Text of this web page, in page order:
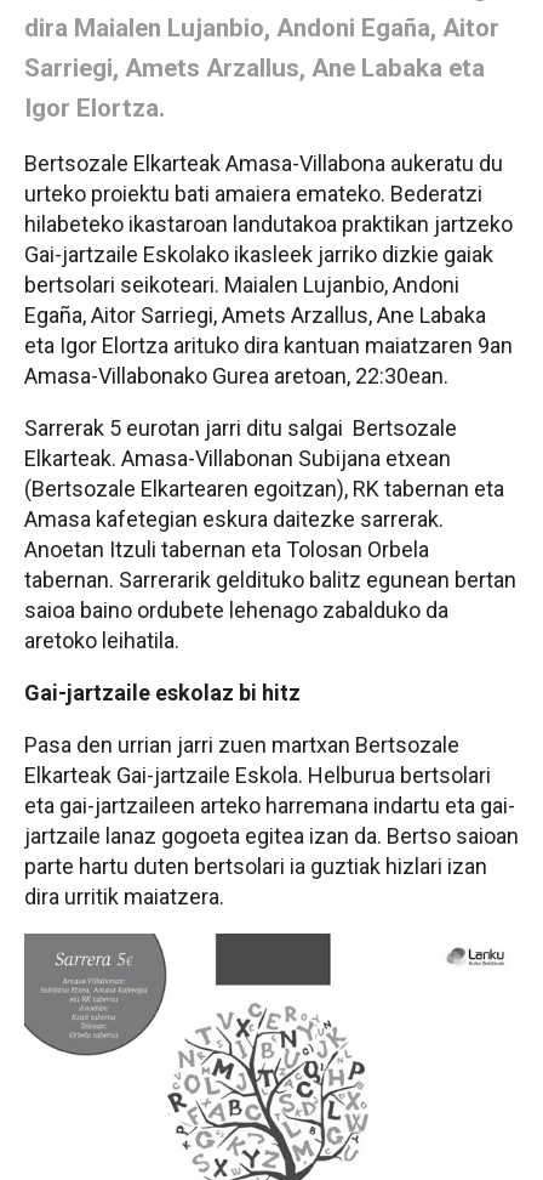
dira Maialen Lujanbio, Andoni Egaña, Aitor
Sarriegi, Amets Arzallus, Ane Labaka eta
Igor Elortza.
Bertsozale Elkarteak Amasa-Villabona aukeratu du
urteko proiektu bati amaiera emateko. Bederatzi
hilabeteko ikastaroan landutakoa praktikan jartzeko
Gai-jartzaile Eskolako ikasleek jarriko dizkie gaiak
bertsolari seikoteari. Maialen Lujanbio, Andoni
Egaña, Aitor Sarriegi, Amets Arzallus, Ane Labaka
eta Igor Elortza arituko dira kantuan maiatzaren 9an
Amasa-Villabonako Gurea aretoan, 22:30ean.
Sarrerak 5 eurotan jarri ditu salgai Bertsozale
Elkarteak. Amasa-Villabonan Subijana etxean
(Bertsozale Elkartearen egoitzan), RK tabernan eta
Amasa kafetegian eskura daitezke sarrerak.
Anoetan Itzuli tabernan eta Tolosan Orbela
tabernan. Sarrerarik geldituko balitz egunean bertan
saioa baino ordubete lehenago zabalduko da
aretoko leihatila.
Gai-jartzaile eskolaz bi hitz
Pasa den urrian jarri zuen martxan Bertsozale
Elkarteak Gai-jartzaile Eskola. Helburua bertsolari
eta gai-jartzaileen arteko harremana indartu eta gai-
jartzaile lanaz gogoeta egitea izan da. Bertso saioan
parte hartu duten bertsolari ia guztiak hizlari izan
dira urritik maiatzera.